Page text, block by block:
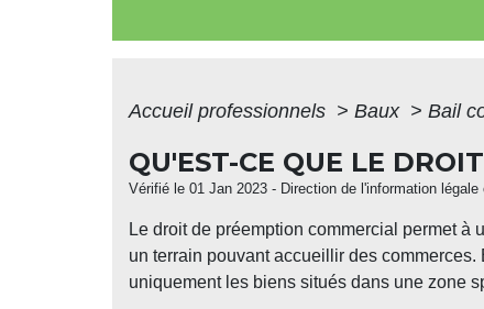
Accueil professionnels > Baux > Bail
QU'EST-CE QUE LE
Vérifié le 01 Jan 2023 - Direction de l'information
Le droit de préemption commercial permet
un terrain pouvant accueillir des
uniquement les biens situés dans une zone